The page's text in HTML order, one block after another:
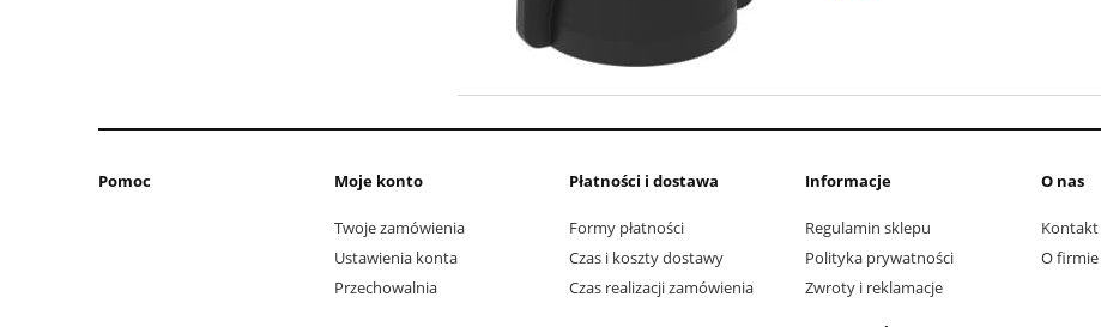
Pomoc Moje konto
Twoje zamówienia
Ustawienia konta
Przechowalnia
Płatności i dostawa
Formy płatności
Czas i koszty dostawy
Czas realizacji zamówienia
Informacje
Regulamin sklepu
Polityka prywatności
Zwroty i reklamacje
O nas
Kontakt
O firmie